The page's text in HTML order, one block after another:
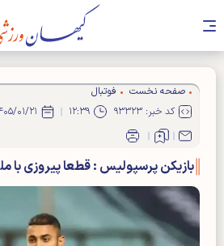
صفحه نخست
فوتبال
کد خبر: ۹۳۳۲۳
۱۲:۳۹ ۱۴۰۵/۰۱/
بازیکن پرسپولیس : قطعا پیروزی با